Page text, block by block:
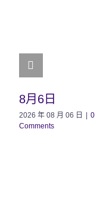
8月6日
2026 年 08 月 06 日
0
Comments